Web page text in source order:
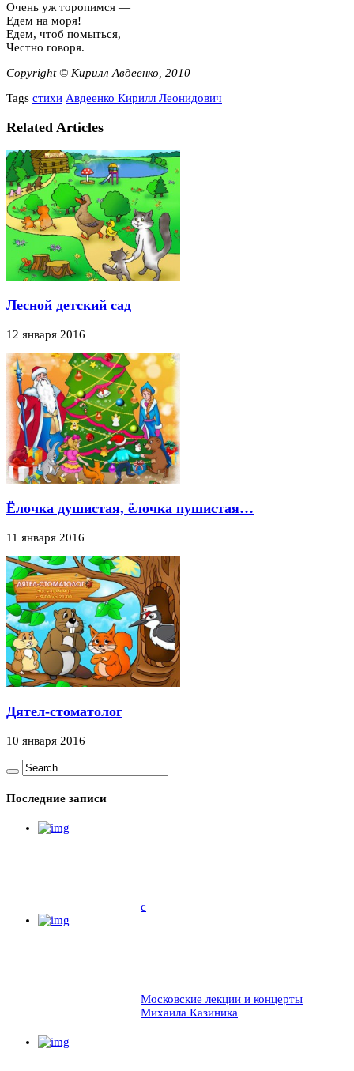
Очень уж торопимся —
Едем на моря!
Едем, чтоб помыться,
Честно говоря.
Copyright © Кирилл Авдеенко, 2010
Tags стихи Авдеенко Кирилл Леонидович
Related Articles
Лесной детский сад
12 января 2016
Ёлочка душистая, ёлочка пушистая…
11 января 2016
Дятел-стоматолог
10 января 2016
Последние записи
c
Московские лекции и концерты
Михаила Казиника